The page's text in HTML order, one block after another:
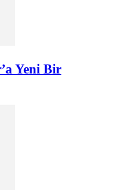
Yeni Bir